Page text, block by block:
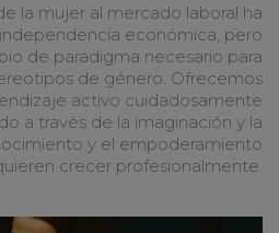
la mujer al mercado laboral ha
económica, pero
de paradigma necesario para
de género. Ofrecemos
activo cuidadosamente
a través de la imaginación y la
y el empoderamiento
crecer profesionalmente.